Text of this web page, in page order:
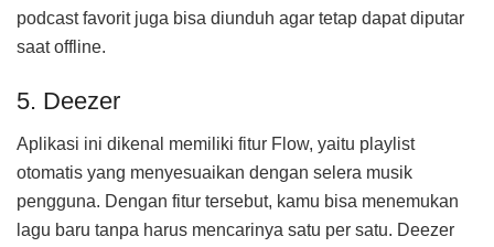
podcast favorit juga bisa diunduh agar tetap dapat diputar
saat offline.
5. Deezer
Aplikasi ini dikenal memiliki fitur Flow, yaitu playlist
otomatis yang menyesuaikan dengan selera musik
pengguna. Dengan fitur tersebut, kamu bisa menemukan
lagu baru tanpa harus mencarinya satu per satu. Deezer